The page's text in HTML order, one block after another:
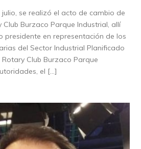
se realizó el acto de cambio de
Burzaco Parque Industrial, allí
presidente en representación de los
del Sector Industrial Planificado
Club Burzaco Parque
el […]